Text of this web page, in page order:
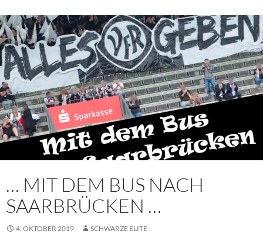
… MIT DEM BUS NACH
SAARBRÜCKEN …
4. OKTOBER 2019 SCHWARZE ELITE